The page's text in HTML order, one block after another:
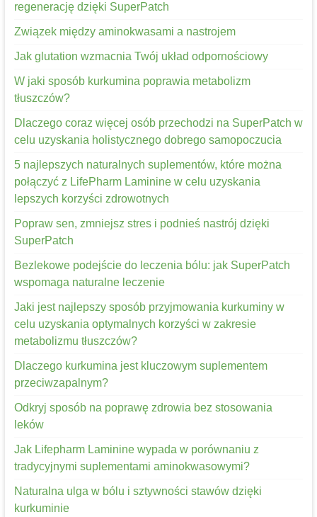
regenerację dzięki SuperPatch
Związek między aminokwasami a nastrojem
Jak glutation wzmacnia Twój układ odpornościowy
W jaki sposób kurkumina poprawia metabolizm
tłuszczów?
Dlaczego coraz więcej osób przechodzi na SuperPatch w
celu uzyskania holistycznego dobrego samopoczucia
5 najlepszych naturalnych suplementów, które można
połączyć z LifePharm Laminine w celu uzyskania
lepszych korzyści zdrowotnych
Popraw sen, zmniejsz stres i podnieś nastrój dzięki
SuperPatch
Bezlekowe podejście do leczenia bólu: jak SuperPatch
wspomaga naturalne leczenie
Jaki jest najlepszy sposób przyjmowania kurkuminy w
celu uzyskania optymalnych korzyści w zakresie
metabolizmu tłuszczów?
Dlaczego kurkumina jest kluczowym suplementem
przeciwzapalnym?
Odkryj sposób na poprawę zdrowia bez stosowania
leków
Jak Lifepharm Laminine wypada w porównaniu z
tradycyjnymi suplementami aminokwasowymi?
Naturalna ulga w bólu i sztywności stawów dzięki
kurkuminie